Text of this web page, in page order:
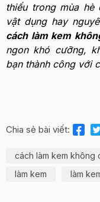
thiếu trong mùa
vật dụng hay
cách làm kem
ngon khó cưỡng,
bạn thành công với
Chia sẻ bài viết:
cách làm kem không
làm kem
làm